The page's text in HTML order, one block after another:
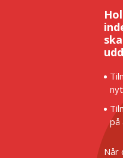
på
Når